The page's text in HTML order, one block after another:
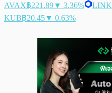
AVAX฿221.89▼ 3.36% LINK
KUB฿20.45▼ 0.63%